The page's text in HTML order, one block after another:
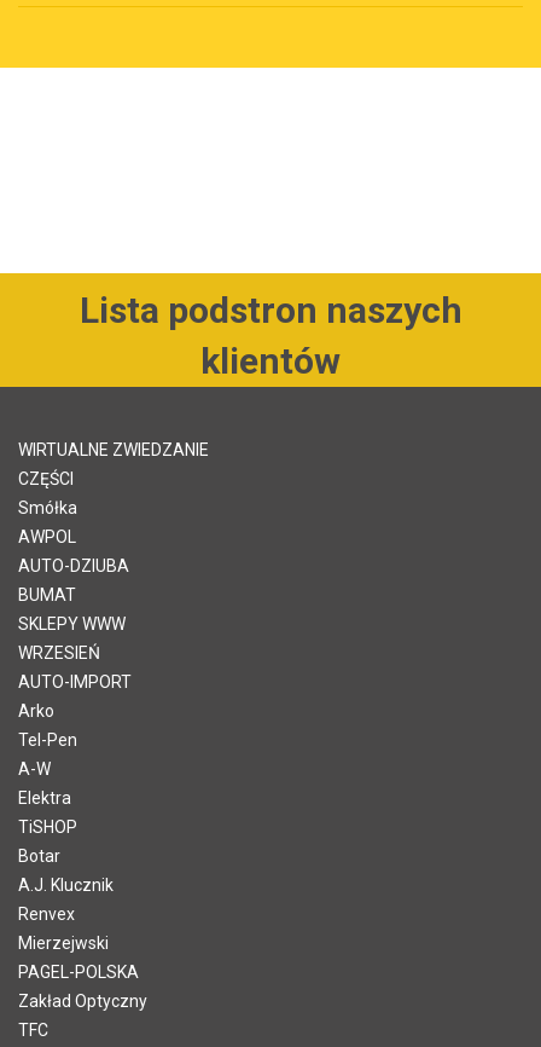
Lista podstron naszych
klientów
WIRTUALNE ZWIEDZANIE
CZĘŚCI
Smółka
AWPOL
AUTO-DZIUBA
BUMAT
SKLEPY WWW
WRZESIEŃ
AUTO-IMPORT
Arko
Tel-Pen
A-W
Elektra
TiSHOP
Botar
A.J. Klucznik
Renvex
Mierzejwski
PAGEL-POLSKA
Zakład Optyczny
TFC